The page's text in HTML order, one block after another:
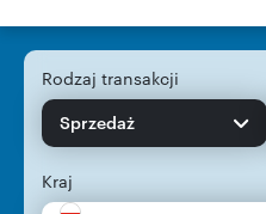
Rodzaj transakcji
Sprzedaż
Kraj